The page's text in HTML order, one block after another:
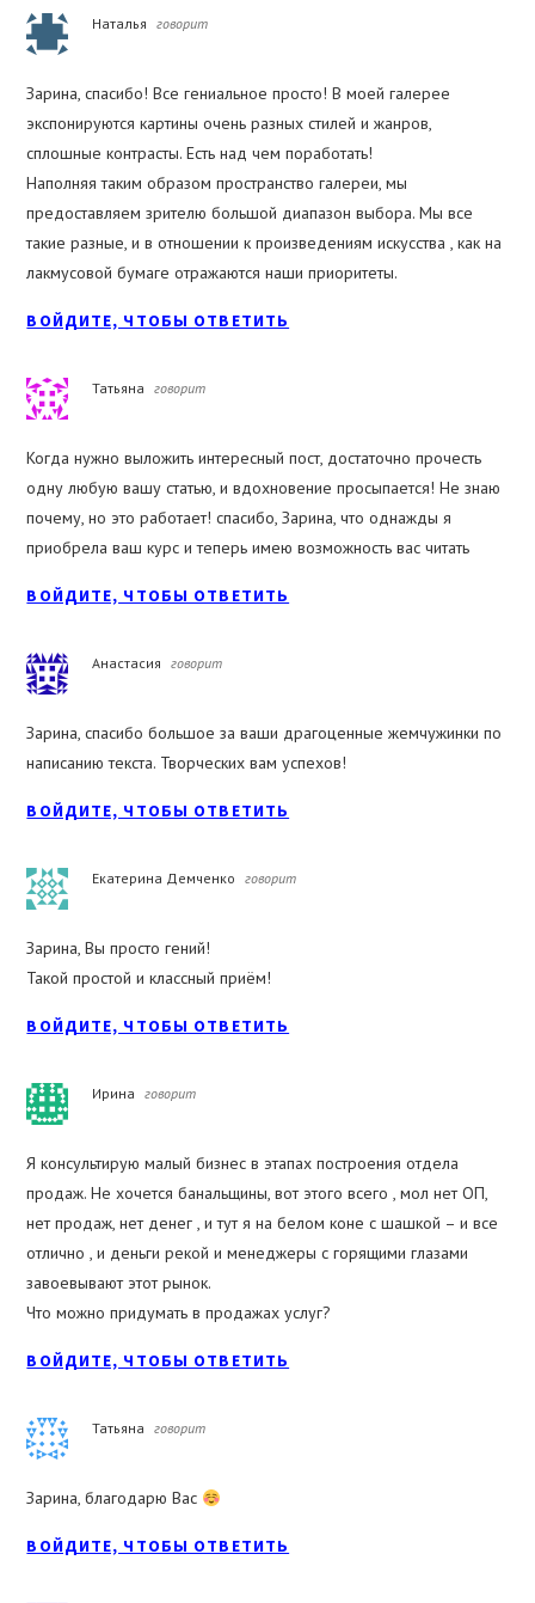
Наталья говорит
Зарина, спасибо! Все гениальное просто! В моей галерее
экспонируются картины очень разных стилей и жанров,
сплошные контрасты. Есть над чем поработать!
Наполняя таким образом пространство галереи, мы
предоставляем зрителю большой диапазон выбора. Мы все
такие разные, и в отношении к произведениям искусства , как на
лакмусовой бумаге отражаются наши приоритеты.
ВОЙДИТЕ, ЧТОБЫ ОТВЕТИТЬ
Татьяна говорит
Когда нужно выложить интересный пост, достаточно прочесть
одну любую вашу статью, и вдохновение просыпается! Не знаю
почему, но это работает! спасибо, Зарина, что однажды я
приобрела ваш курс и теперь имею возможность вас читать
ВОЙДИТЕ, ЧТОБЫ ОТВЕТИТЬ
Анастасия говорит
Зарина, спасибо большое за ваши драгоценные жемчужинки по
написанию текста. Творческих вам успехов!
ВОЙДИТЕ, ЧТОБЫ ОТВЕТИТЬ
Екатерина Демченко говорит
Зарина, Вы просто гений!
Такой простой и классный приём!
ВОЙДИТЕ, ЧТОБЫ ОТВЕТИТЬ
Ирина говорит
Я консультирую малый бизнес в этапах построения отдела
продаж. Не хочется банальщины, вот этого всего , мол нет ОП,
нет продаж, нет денег , и тут я на белом коне с шашкой – и все
отлично , и деньги рекой и менеджеры с горящими глазами
завоевывают этот рынок.
Что можно придумать в продажах услуг?
ВОЙДИТЕ, ЧТОБЫ ОТВЕТИТЬ
Татьяна говорит
Зарина, благодарю Вас
ВОЙДИТЕ, ЧТОБЫ ОТВЕТИТЬ